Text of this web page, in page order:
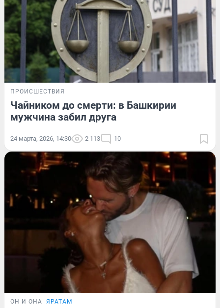
ПРОИСШЕСТВИЯ
Чайником до смерти: в Башкирии
мужчина забил друга
24 марта, 2026, 14:30 2 113 10
ОН И ОНА ЯРАТАМ